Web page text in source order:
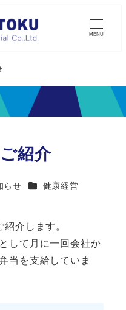
MENU
紹介
ー
らせ カテゴリー
健康経営
介します。
して月に一回会社か
当を支給していま